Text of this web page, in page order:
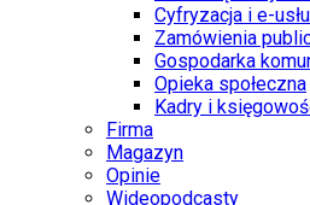
Cyfryzacja i e-
Zamówienia
Gospodarka
Opieka społeczna
Kadry i
Firma
Magazyn
Opinie
Wideopodcasty